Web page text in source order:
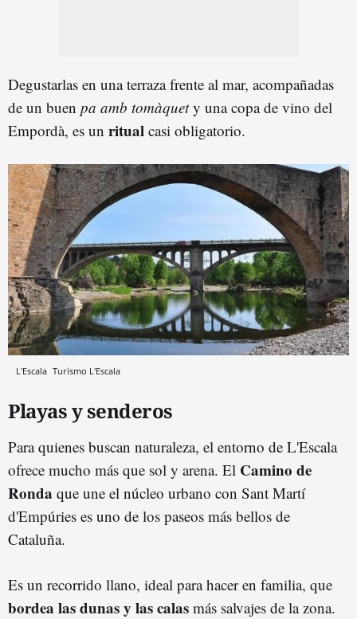
Degustarlas en una terraza frente al mar, acompañadas
de un buen pa amb tomàquety una copa de vino del
Empordà, es un ritual casi obligatorio.
L'Escala Turismo L'Escala
Playas y senderos
Para quienes buscan naturaleza, el entorno de L'Escala
ofrece mucho más que sol y arena. El Camino de
Ronda que une el núcleo urbano con Sant Martí
d'Empúries es uno de los paseos más bellos de
Cataluña.
Es un recorrido llano, ideal para hacer en familia, que
bordea las dunas y las calas más salvajes de la zona.